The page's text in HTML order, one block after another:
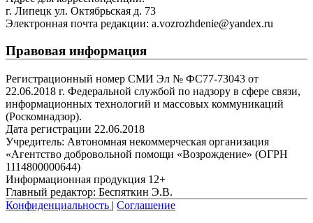
г. Липецк ул. Октябрьская д. 73
Электронная почта редакции: a.vozrozhdenie@yandex.ru
Правовая информация
Регистрационный номер СМИ Эл № ФС77-73043 от
22.06.2018 г. Федеральной службой по надзору в сфере связи,
информационных технологий и массовых коммуникаций
(Роскомнадзор).
Дата регистрации 22.06.2018
Учредитель: Автономная некоммерческая организация
«Агентство добровольной помощи «Возрождение» (ОГРН
1114800000644)
Информационная продукция 12+
Главный редактор: Беспяткин Э.В.
Конфиденциальность | Соглашение